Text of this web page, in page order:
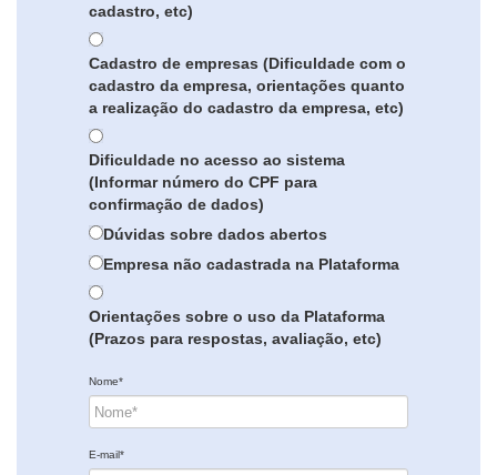
cadastro, etc)
Cadastro de empresas (Dificuldade com o
cadastro da empresa, orientações quanto
a realização do cadastro da empresa, etc)
Dificuldade no acesso ao sistema
(Informar número do CPF para
confirmação de dados)
Dúvidas sobre dados abertos
Empresa não cadastrada na Plataforma
Orientações sobre o uso da Plataforma
(Prazos para respostas, avaliação, etc)
Nome*
E-mail*